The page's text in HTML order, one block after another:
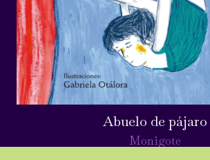
Abuelo de pájaro
Monigote